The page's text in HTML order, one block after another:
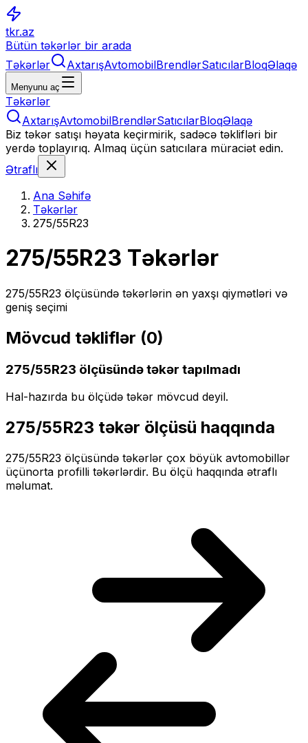
tkr.az
Bütün təkərlər bir arada
Təkərlər
AxtarışAvtomobilBrendlərSatıcılarBloqƏlaqə
Menyunu aç
Təkərlər
AxtarışAvtomobilBrendlərSatıcılarBloqƏlaqə
Biz təkər satışı həyata keçirmirik, sadəcə təklifləri bir
yerdə toplayırıq. Almaq üçün satıcılara müraciət edin.
Ətraflı
Ana Səhifə
Təkərlər
275/55R23
275/55R23 Təkərlər
275/55R23 ölçüsündə təkərlərin ən yaxşı qiymətləri və
geniş seçimi
Mövcud təkliflər (0)
275/55R23 ölçüsündə təkər tapılmadı
Hal-hazırda bu ölçüdə təkər mövcud deyil.
275/55R23 təkər ölçüsü haqqında
275/55R23 ölçüsündə təkərlər çox böyük avtomobillər
üçünorta profilli təkərlərdir. Bu ölçü haqqında ətraflı
məlumat.